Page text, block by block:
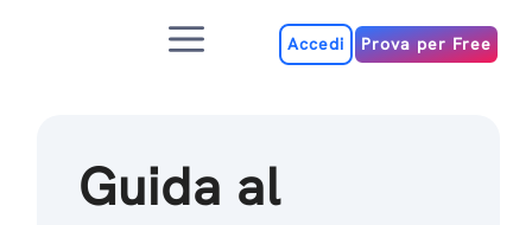
MenuAccedi Prova per Free
Guida al